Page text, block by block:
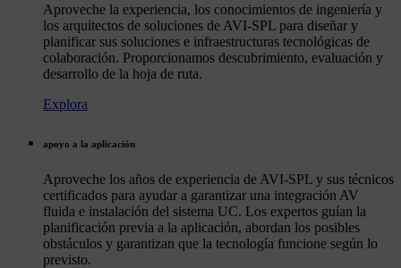
Aproveche la experiencia, los conocimientos de ingeniería y
los arquitectos de soluciones de AVI-SPL para diseñar y
planificar sus soluciones e infraestructuras tecnológicas de
colaboración. Proporcionamos descubrimiento, evaluación y
desarrollo de la hoja de ruta.
Explora
apoyo a la aplicación
Aproveche los años de experiencia de AVI-SPL y sus técnicos
certificados para ayudar a garantizar una integración AV
fluida e instalación del sistema UC. Los expertos guían la
planificación previa a la aplicación, abordan los posibles
obstáculos y garantizan que la tecnología funcione según lo
previsto.